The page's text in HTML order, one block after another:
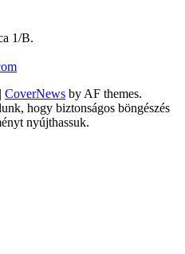
1/B.
| CoverNews by AF themes.
hogy biztonságos böngészés
nyújthassuk.